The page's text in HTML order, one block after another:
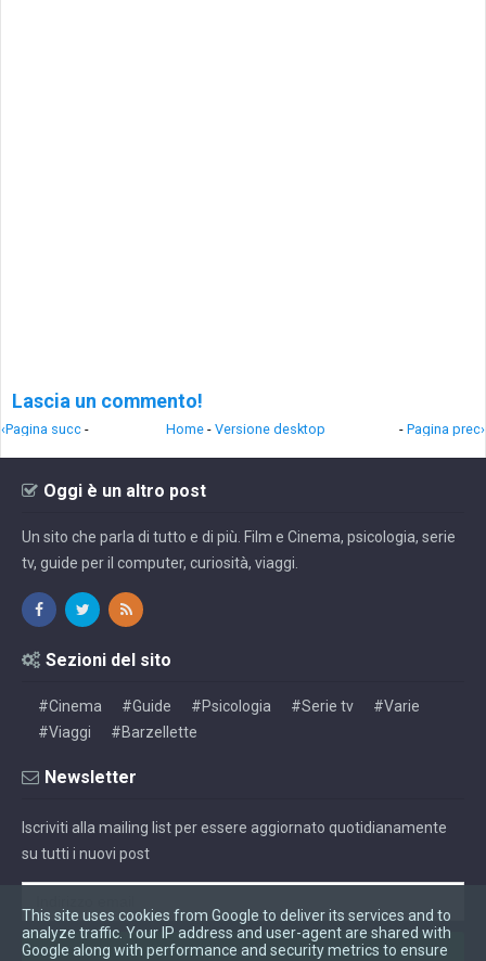
Lascia un commento!
‹Pagina succ - - Pagina prec›
Home - Versione desktop
Oggi è un altro post
Un sito che parla di tutto e di più. Film e Cinema, psicologia, serie
tv, guide per il computer, curiosità, viaggi.
Sezioni del sito
#Cinema #Guide #Psicologia #Serie tv
#Varie
#Viaggi
#Barzellette
Newsletter
Iscriviti alla mailing list per essere aggiornato quotidianamente
su tutti i nuovi post
This site uses cookies from Google to deliver its services and to
analyze traffic. Your IP address and user-agent are shared with
Google along with performance and security metrics to ensure